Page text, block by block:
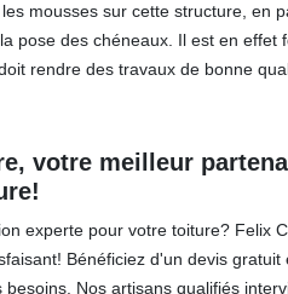
mousses sur cette structure, en
pose des chéneaux. Il est en effet
rendre des travaux de bonne
votre meilleur
experte pour votre toiture? Felix
Bénéficiez d'un devis gratuit
besoins. Nos artisans qualifiés